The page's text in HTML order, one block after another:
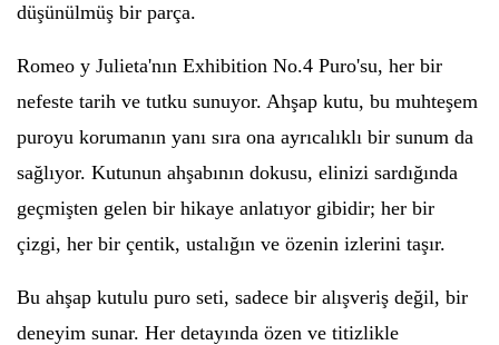
düşünülmüş bir parça.
Romeo y Julieta'nın Exhibition No.4 Puro'su, her bir
nefeste tarih ve tutku sunuyor. Ahşap kutu, bu muhteşem
puroyu korumanın yanı sıra ona ayrıcalıklı bir sunum da
sağlıyor. Kutunun ahşabının dokusu, elinizi sardığında
geçmişten gelen bir hikaye anlatıyor gibidir; her bir
çizgi, her bir çentik, ustalığın ve özenin izlerini taşır.
Bu ahşap kutulu puro seti, sadece bir alışveriş değil, bir
deneyim sunar. Her detayında özen ve titizlikle